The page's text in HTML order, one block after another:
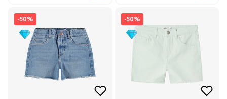
-50% -50%